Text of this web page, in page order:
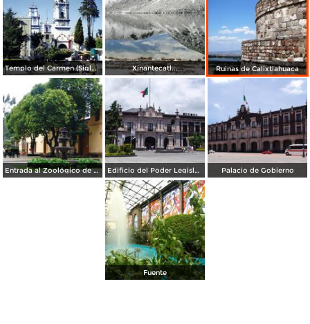
Templo del Carmen (Siglo XVIII). Toluca de Lerdo. 1994 Xinantecatl... Ruinas de Calixtlahuaca
Entrada al Zoológico de Zacango Edificio del Poder Legislativo Palacio de Gobierno
Fuente